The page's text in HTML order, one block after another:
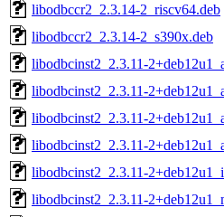
libodbccr2_2.3.14-2_riscv64.deb
libodbccr2_2.3.14-2_s390x.deb
libodbcinst2_2.3.11-
libodbcinst2_2.3.11-
libodbcinst2_2.3.11-
libodbcinst2_2.3.11-
libodbcinst2_2.3.11-
libodbcinst2_2.3.11-